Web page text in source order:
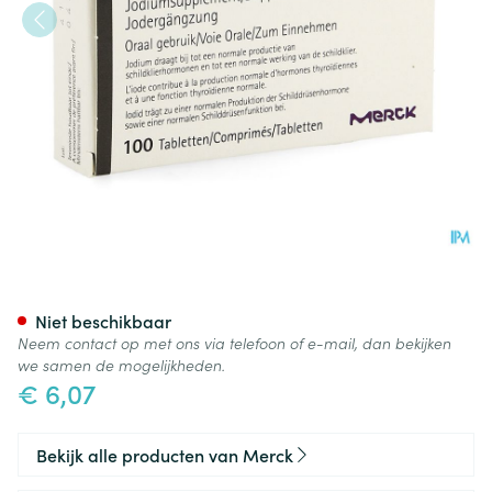
€ 6,07
Niet beschikbaar
Neem contact op met ons via telefoon of e-mail, dan bekijken
we samen de mogelijkheden.
Bekijk alle producten van Merck